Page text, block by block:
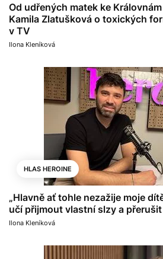
Od udřených matek ke
Kamila Zlatušková o toxických
v TV
Ilona Kleníková
HLAS HEROINE
„Hlavně ať tohle nezažije moje
učí přijmout vlastní slzy a
Ilona Kleníková